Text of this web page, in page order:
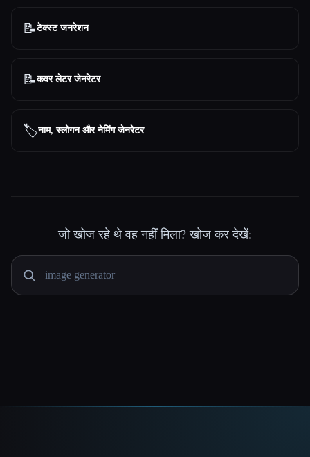
📝टेक्स्ट जनरेशन
📝कवर लेटर जेनरेटर
🏷️नाम, स्लोगन और नेमिंग जेनरेटर
जो खोज रहे थे वह नहीं मिला? खोज कर देखें: